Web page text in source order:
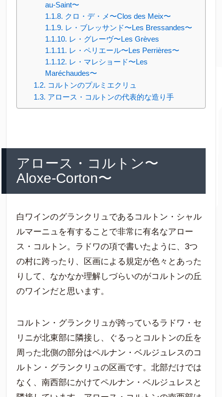
au-Saint〜
クロ・デ・メ〜Clos des Meix〜
レ・ブレッサンド〜Les Bressandes〜
レ・グレーヴ〜Les Grèves
レ・ペリエール〜Les Perrières〜
レ・マレショード〜Les
Maréchaudes〜
コルトンのプルミエクリュ
アロース・コルトンの代表的な造り手
アロース・コルトン〜
Aloxe-Corton〜
白ワインのグランクリュであるコルトン・シャル
ルマーニュを有することで非常に有名なアロー
ス・コルトン。ラドワの項で書いたように、3つ
の村に跨ったり、区画による規定が色々とあった
りして、なかなか理解しづらいのがコルトンの丘
のワインだと思います。
コルトン・グランクリュが跨っているラドワ・セ
リニが北東部に隣接し、ぐるっとコルトンの丘を
周った北側の部分はペルナン・ベルジュレスのコ
ルトン・グランクリュの区画です。北部だけでは
なく、南西部にかけてペルナン・ベルジュレスと